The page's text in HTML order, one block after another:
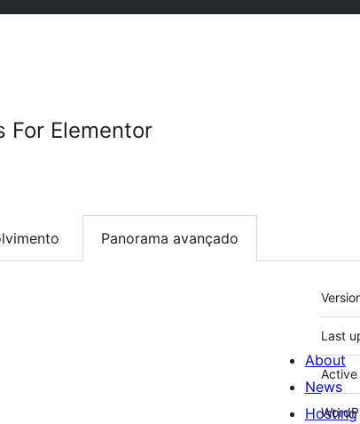
For Elementor
Panorama avançado
Last
Active
About
News
Hosting